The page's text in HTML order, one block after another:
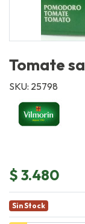
Tomate
SKU: 25798
$ 3.480
Sin Stock